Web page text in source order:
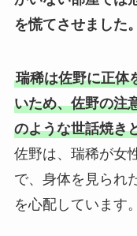
を慌てさせました。
瑞稀は佐野に正体
いため、佐野の注
のような世話焼き
佐野は、瑞稀が女
で、身体を見られ
を心配しています。